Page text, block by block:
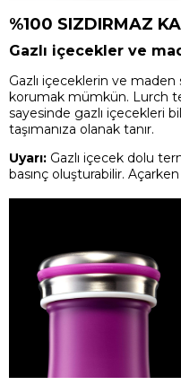
%100 SIZDIRMAZ
Gazlı içecekler ve
Gazlı içeceklerin ve maden
korumak mümkün. Lurch
sayesinde gazlı içecekleri
taşımanıza olanak tanır.
Uyarı: Gazlı içecek dolu
basınç oluşturabilir.